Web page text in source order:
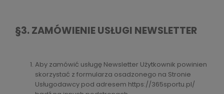
§3. ZAMÓWIENIE USŁUGI NEWSLETTER
Aby zamówić usługę Newsletter Użytkownik powinien
skorzystać z formularza osadzonego na Stronie
Usługodawcy pod adresem https://365sportu.pl/